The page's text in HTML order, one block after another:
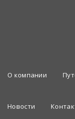
О компании
Новости